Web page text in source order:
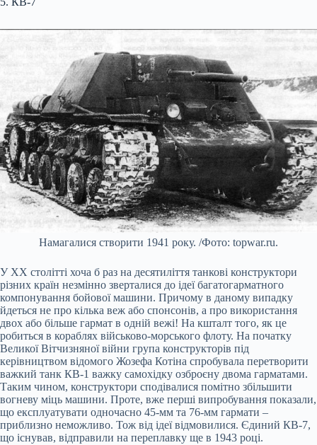
Намагалися створити 1941 року. /Фото: topwar.ru.
У XX столітті хоча б раз на десятиліття танкові конструктори
різних країн незмінно зверталися до ідеї багатогарматного
компонування бойової машини. Причому в даному випадку
йдеться не про кілька веж або спонсонів, а про використання
двох або більше гармат в одній вежі! На кшталт того, як це
робиться в кораблях військово-морського флоту. На початку
Великої Вітчизняної війни група конструкторів під
керівництвом відомого Жозефа Котіна спробувала перетворити
важкий танк КВ-1 важку самохідку озброєну двома гарматами.
Таким чином, конструктори сподівалися помітно збільшити
вогневу міць машини. Проте, вже перші випробування показали,
що експлуатувати одночасно 45-мм та 76-мм гармати –
приблизно неможливо. Тож від ідеї відмовилися. Єдиний КВ-7,
що існував, відправили на переплавку ще в 1943 році.